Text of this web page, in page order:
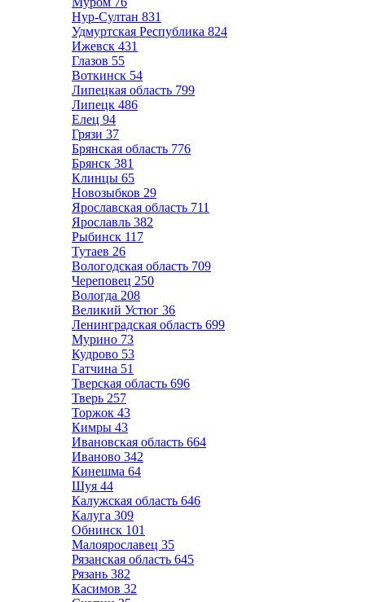
Нур-Султан 831
Удмуртская Республика 824
Ижевск 431
Глазов 55
Воткинск 54
Липецкая область 799
Липецк 486
Елец 94
Грязи 37
Брянская область 776
Брянск 381
Клинцы 65
Новозыбков 29
Ярославская область 711
Ярославль 382
Рыбинск 117
Тутаев 26
Вологодская область 709
Череповец 250
Вологда 208
Великий Устюг 36
Ленинградская область 699
Мурино 73
Кудрово 53
Гатчина 51
Тверская область 696
Тверь 257
Торжок 43
Кимры 43
Ивановская область 664
Иваново 342
Кинешма 64
Шуя 44
Калужская область 646
Калуга 309
Обнинск 101
Малоярославец 35
Рязанская область 645
Рязань 382
Касимов 32